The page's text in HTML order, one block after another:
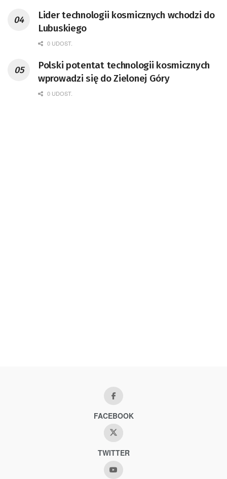
Badań Kosmicznych i Satelitarnych PAN.
Lider technologii kosmicznych wchodzi do
Lubuskiego
0 UDOST.
Polski potentat technologii kosmicznych
wprowadzi się do Zielonej Góry
0 UDOST.
FACEBOOK
TWITTER